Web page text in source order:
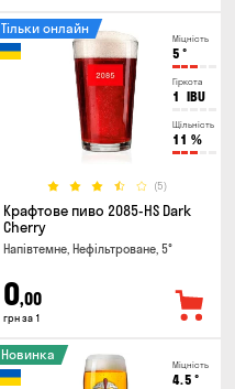
Міцність
5 °
Гіркота
1 IBU
Щільність
11 %
(5)
Тільки онлайн
Крафтове пиво 2085-HS Dark
Cherry
Напівтемне, Нефільтроване, 5°
0,00
грн за 1
Міцність
4.5 °
Новинка